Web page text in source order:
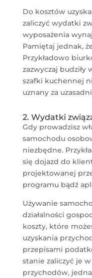
Do kosztów
zaliczyć wydatki
wyposażenia
Pamiętaj jednak,
Przykładowo
zazwyczaj budziły
szafki kuchennej
uznany za
2. Wydatki
Gdy prowadzisz
samochodu
niezbędne.
się dojazd do
projektowanej
programu bądź
Używanie
działalności
koszty, które
uzyskania
przepisami
stanie zaliczyć je
przychodów,